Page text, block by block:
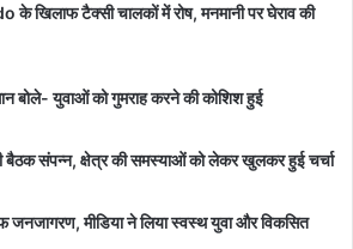
टैक्सी चालकों में रोष, मनमानी पर घेराव की
बोले- युवाओं को गुमराह करने की कोशिश हुई
बैठक संपन्न, क्षेत्र की समस्याओं को लेकर खुलकर हुई चर्चा
मीडिया ने लिया स्वस्थ युवा और विकसित